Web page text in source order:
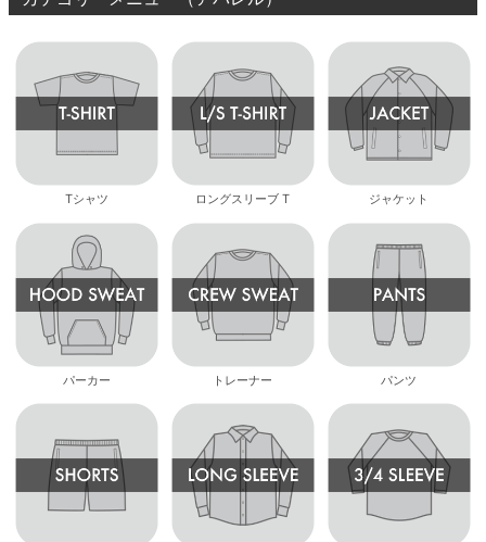
Tシャツ ロングスリーブ T ジャケット
パーカー トレーナー パンツ